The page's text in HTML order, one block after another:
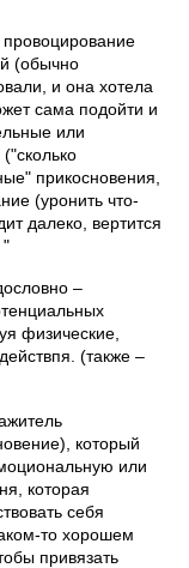
(обычно
и она хотела
сама подойти и
или
прикосновения,
(уронить что-
далеко, вертится
"
–
физические,
(также –
который
или
которая
себя
то хорошем
привязать